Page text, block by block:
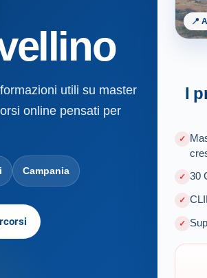
utili su master
online pensati per
Campania
📍
I
30